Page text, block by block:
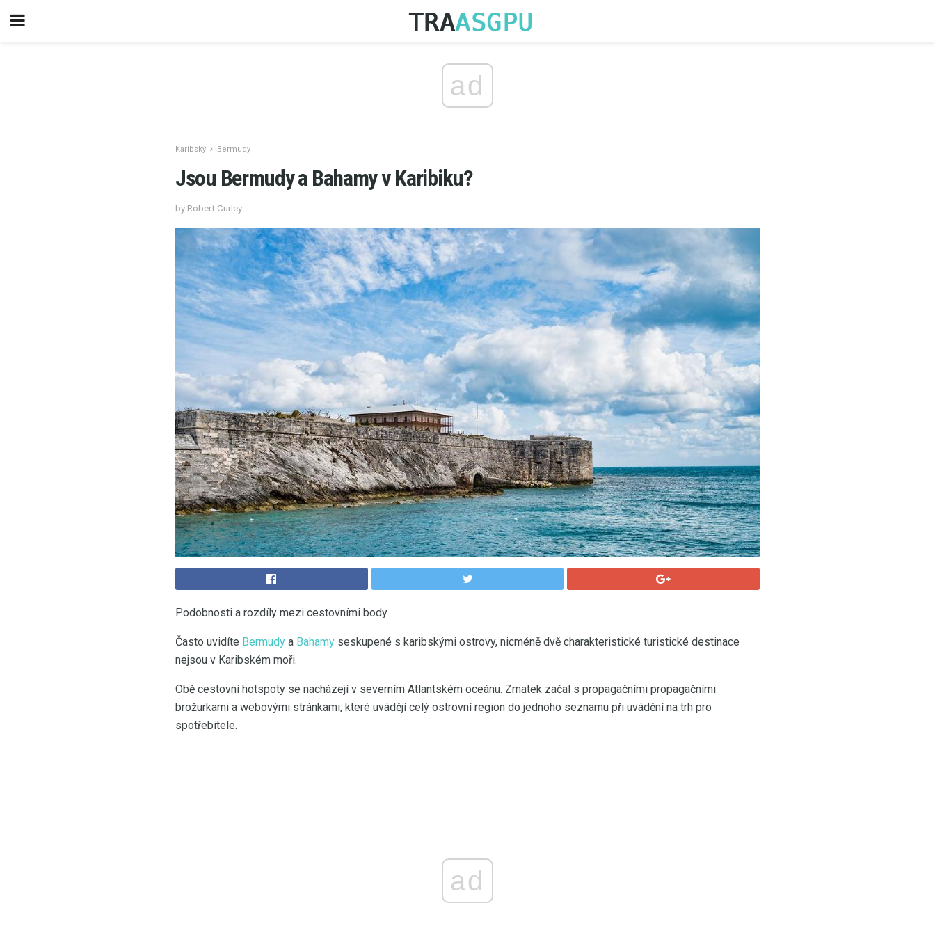
ad
Karibský Bermudy
Jsou Bermudy a Bahamy v Karibiku?
by Robert Curley
Podobnosti a rozdíly mezi cestovními body
Často uvidíte Bermudy a Bahamy seskupené s karibskými ostrovy, nicméně dvě charakteristické turistické destinace
nejsou v Karibském moři.
Obě cestovní hotspoty se nacházejí v severním Atlantském oceánu. Zmatek začal s propagačními propagačními
brožurkami a webovými stránkami, které uvádějí celý ostrovní region do jednoho seznamu při uvádění na trh pro
spotřebitele.
ad